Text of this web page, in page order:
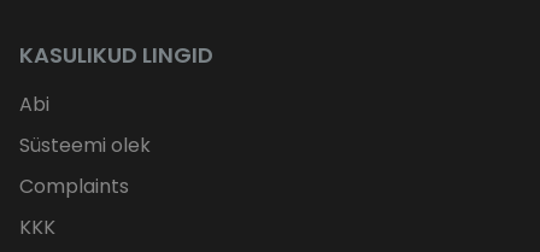
KASULIKUD LINGID
Abi
Süsteemi olek
Complaints
KKK